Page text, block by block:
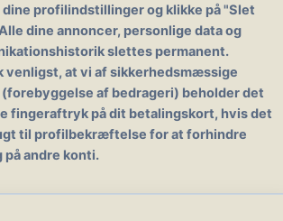
dine profilindstillinger og klikke på "Slet
dine annoncer, personlige data og
slettes permanent.
venligst, at vi af sikkerhedsmæssige
(forebyggelse af bedrageri) beholder det
fingeraftryk på dit betalingskort, hvis det
til profilbekræftelse for at forhindre
på andre konti.